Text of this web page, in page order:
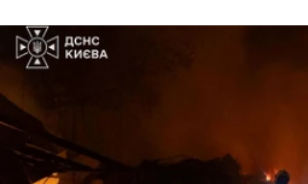
Donald Trump imponha
principais importadores